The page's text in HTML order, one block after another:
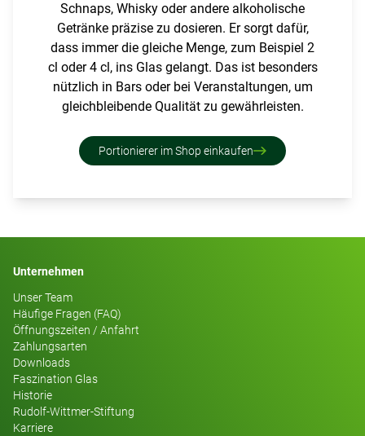
Schnaps, Whisky oder andere alkoholische
Getränke präzise zu dosieren. Er sorgt dafür,
dass immer die gleiche Menge, zum Beispiel 2
cl oder 4 cl, ins Glas gelangt. Das ist besonders
nützlich in Bars oder bei Veranstaltungen, um
gleichbleibende Qualität zu gewährleisten.
Portionierer im Shop einkaufen
Unternehmen
Unser Team
Häufige Fragen (FAQ)
Öffnungszeiten / Anfahrt
Zahlungsarten
Downloads
Faszination Glas
Historie
Rudolf-Wittmer-Stiftung
Karriere